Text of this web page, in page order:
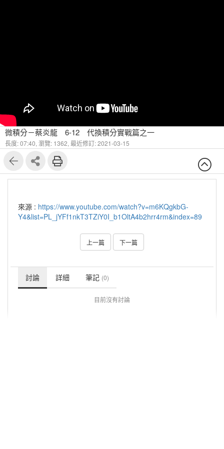
微積分－蔡炎龍 6-12 代換積分實戰篇之一
長度: 07:40, 瀏覽: 1362, 最近修訂: 2021-03-15
來源 : https://www.youtube.com/watch?v=m6KQgkbG-
Y4&list=PL_jYFf1nkT3TZiY0I_b1OltA4b2hrr4rm&index=89
上一篇 下一篇
討論 詳細 筆記 (0)
目前沒有討論